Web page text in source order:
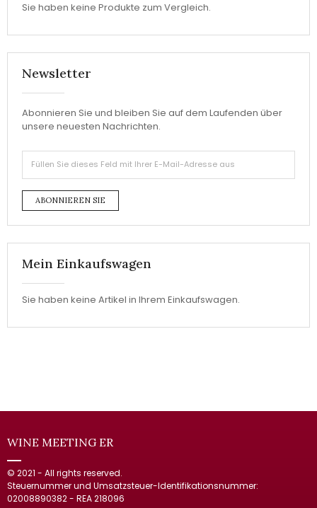
Sie haben keine Produkte zum Vergleich.
Newsletter
Abonnieren Sie und bleiben Sie auf dem Laufenden über
unsere neuesten Nachrichten.
ABONNIEREN SIE
Mein Einkaufswagen
Sie haben keine Artikel in Ihrem Einkaufswagen.
WINE MEETING ER
© 2021 - All rights reserved.
Steuernummer und Umsatzsteuer-Identifikationsnummer:
02008890382 - REA 218096